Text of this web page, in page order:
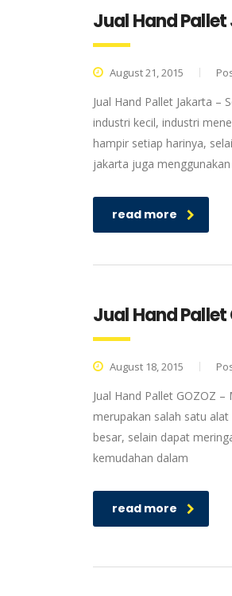
Jual Hand
August 21, 2015
Jual Hand Pallet Jakarta –
industri kecil, industri
hampir setiap harinya,
jakarta juga menggunakan
read more
Jual Hand Pallet
August 18, 2015
Jual Hand Pallet GOZOZ
merupakan salah satu
besar, selain dapat
kemudahan dalam
read more